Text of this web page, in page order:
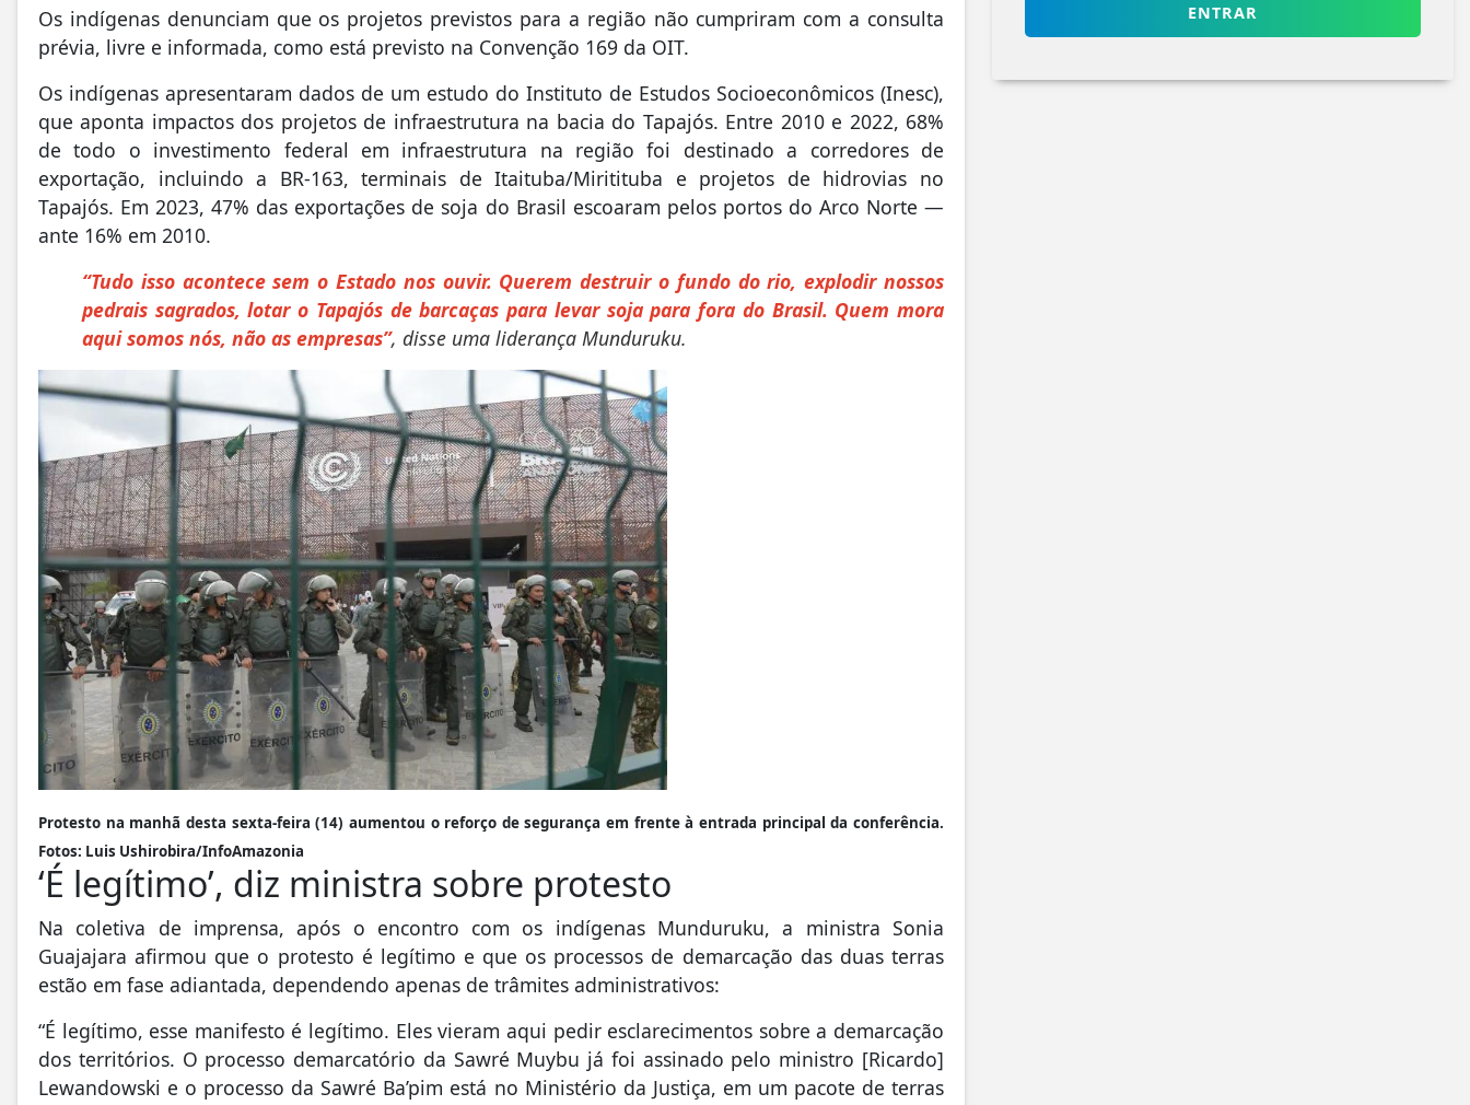
Os indígenas denunciam que os projetos previstos para a região não cumpriram com a consulta
prévia, livre e informada, como está previsto na Convenção 169 da OIT.
Os indígenas apresentaram dados de um estudo do Instituto de Estudos Socioeconômicos (Inesc),
que aponta impactos dos projetos de infraestrutura na bacia do Tapajós. Entre 2010 e 2022, 68%
de todo o investimento federal em infraestrutura na região foi destinado a corredores de
exportação, incluindo a BR-163, terminais de Itaituba/Miritituba e projetos de hidrovias no
Tapajós. Em 2023, 47% das exportações de soja do Brasil escoaram pelos portos do Arco Norte —
ante 16% em 2010.
“Tudo isso acontece sem o Estado nos ouvir. Querem destruir o fundo do rio, explodir nossos
pedrais sagrados, lotar o Tapajós de barcaças para levar soja para fora do Brasil. Quem mora
aqui somos nós, não as empresas”, disse uma liderança Munduruku.
Protesto na manhã desta sexta-feira (14) aumentou o reforço de segurança em frente à entrada principal da conferência.
Fotos: Luis Ushirobira/InfoAmazonia
‘É legítimo’, diz ministra sobre protesto
Na coletiva de imprensa, após o encontro com os indígenas Munduruku, a ministra Sonia
Guajajara afirmou que o protesto é legítimo e que os processos de demarcação das duas terras
estão em fase adiantada, dependendo apenas de trâmites administrativos:
“É legítimo, esse manifesto é legítimo. Eles vieram aqui pedir esclarecimentos sobre a demarcação
dos territórios. O processo demarcatório da Sawré Muybu já foi assinado pelo ministro [Ricardo]
Lewandowski e o processo da Sawré Ba’pim está no Ministério da Justiça, em um pacote de terras
ENTRAR